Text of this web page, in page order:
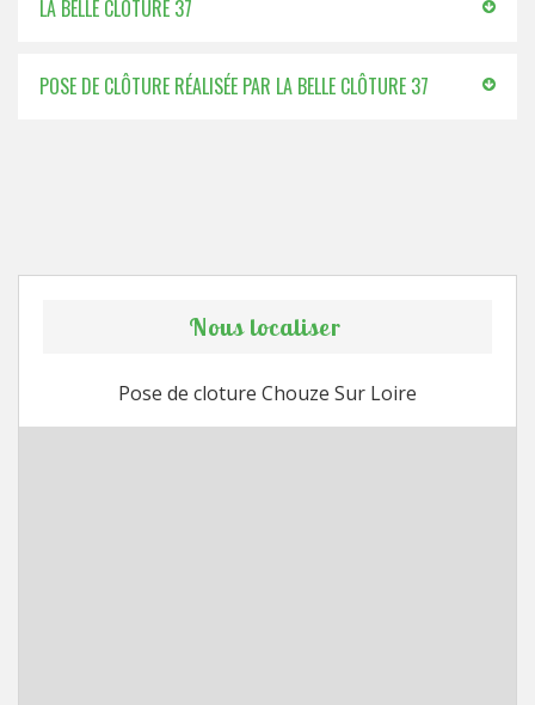
LA BELLE CLÔTURE 37
POSE DE CLÔTURE RÉALISÉE PAR LA BELLE CLÔTURE 37
Nous localiser
Pose de cloture Chouze Sur Loire